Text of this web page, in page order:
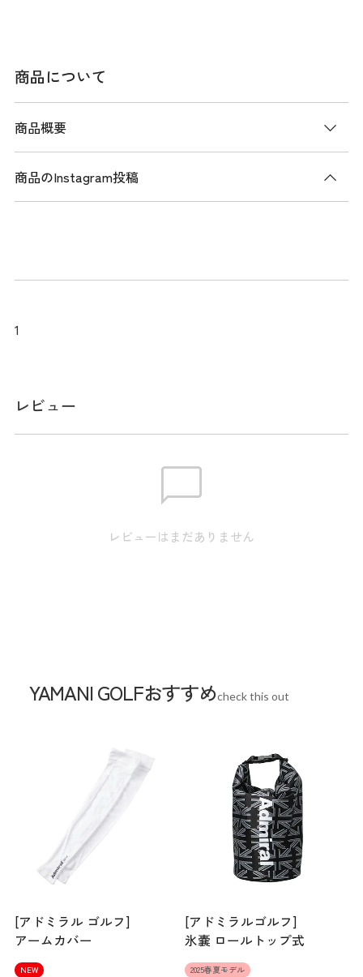
商品について
商品概要
商品説明
サイズ
スペック
ポリエステル 100％
商品のInstagram投稿
1
レビュー
レビューはまだありません
YAMANI GOLFおすすめcheck this out
[アドミラル ゴルフ]
アームカバー
NEW
[アドミラルゴルフ]
氷嚢 ロールトップ式
2025春夏モデル